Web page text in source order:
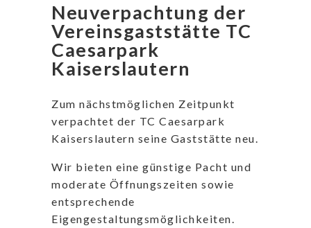
Neuverpachtung der
Vereinsgaststätte TC
Caesarpark
Kaiserslautern
Zum nächstmöglichen Zeitpunkt
verpachtet der TC Caesarpark
Kaiserslautern seine Gaststätte neu.
Wir bieten eine günstige Pacht und
moderate Öffnungszeiten sowie
entsprechende
Eigengestaltungsmöglichkeiten.